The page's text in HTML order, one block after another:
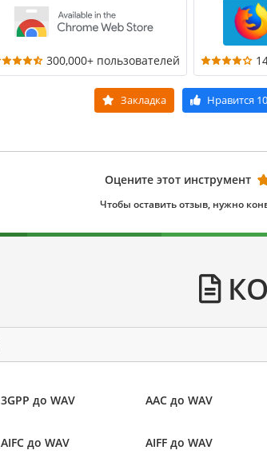
300,000+ пользователей
Закладка Нравится
Оцените этот инструмент
Чтобы оставить отзыв, нужно
3GPP до WAV AAC до WAV
AIFC до WAV AIFF до WAV